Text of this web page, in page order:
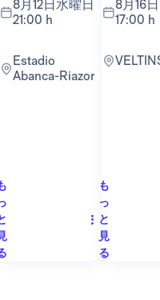
8月12日水曜日
21:00 h
Estadio
Abanca-Riazor
8月16日日曜日
17:00 h
も
っ
と
見
る